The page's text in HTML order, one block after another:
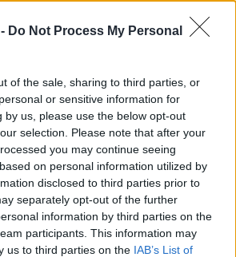
Do Not Process My Personal
of the sale, sharing to third parties, or
or sensitive information for
by us, please use the below opt-out
selection. Please note that after your
you may continue seeing
on personal information utilized by
disclosed to third parties prior to
separately opt-out of the further
information by third parties on the
participants. This information may
us to third parties on the IAB’s List of
ΑΡΘΡΑ